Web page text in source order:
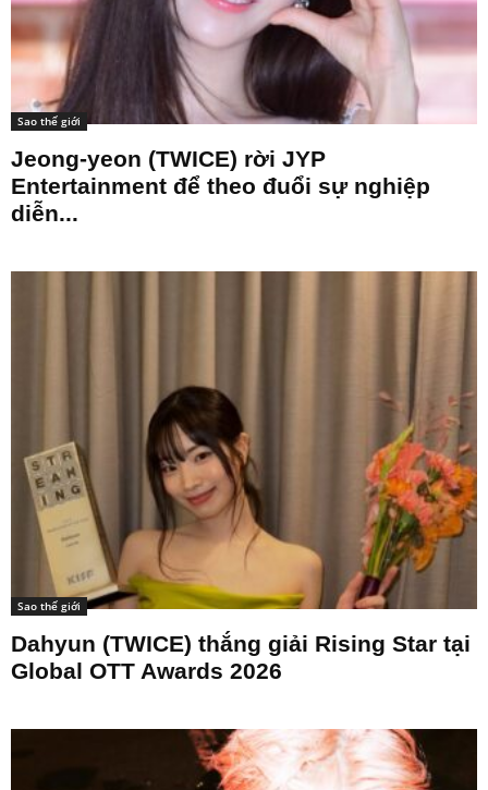
Sao thế giới
Jeong-yeon (TWICE) rời JYP
Entertainment để theo đuổi sự nghiệp
diễn...
Sao thế giới
Dahyun (TWICE) thắng giải Rising Star tại
Global OTT Awards 2026